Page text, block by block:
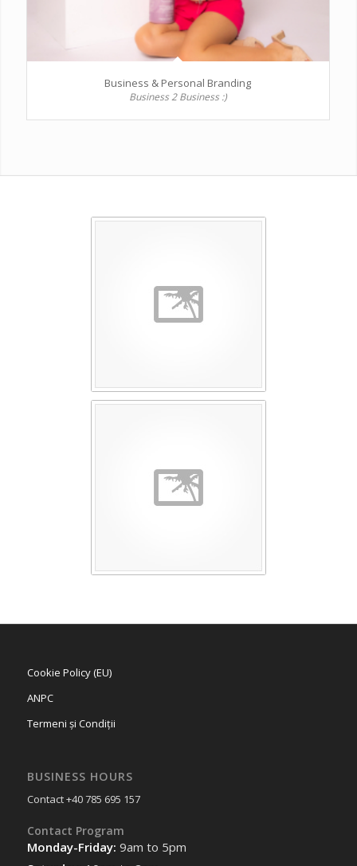
Business & Personal Branding
Business 2 Business :)
Cookie Policy (EU)
ANPC
Termeni și Condiții
BUSINESS HOURS
Contact +40 785 695 157
Contact Program
Monday-Friday: 9am to 5pm